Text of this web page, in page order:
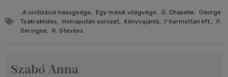
A civilizáció hazugsága Egy másik világvége G. Chapelle
George
Tsakraklides
Holnapután sorozat Könyvajánló l' harmattan kft.
P.
Servigne
R. Stevens
Szabó Anna